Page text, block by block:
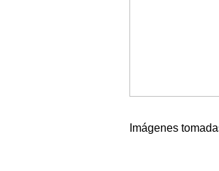
Imágenes